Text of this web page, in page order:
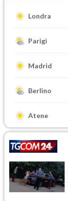
Londra
Parigi
Madrid
Berlino
Atene